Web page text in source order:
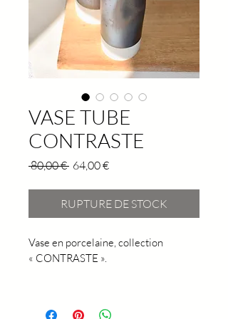
VASE TUBE
CONTRASTE
80,00 € Prix
64,00 €Prix
RUPTURE DE STOCK
Vase en porcelaine, collection
« CONTRASTE ».